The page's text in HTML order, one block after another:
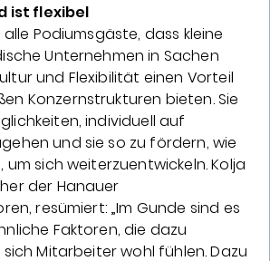
ist flexibel
Podiumsgäste, dass kleine
Unternehmen in Sachen
und Flexibilität einen Vorteil
Konzernstrukturen bieten. Sie
individuell auf
und sie so zu fördern, wie
um sich weiterzuentwickeln. Kolja
der Hanauer
resümiert: „Im Gunde sind es
Faktoren, die dazu
Mitarbeiter wohl fühlen. Dazu